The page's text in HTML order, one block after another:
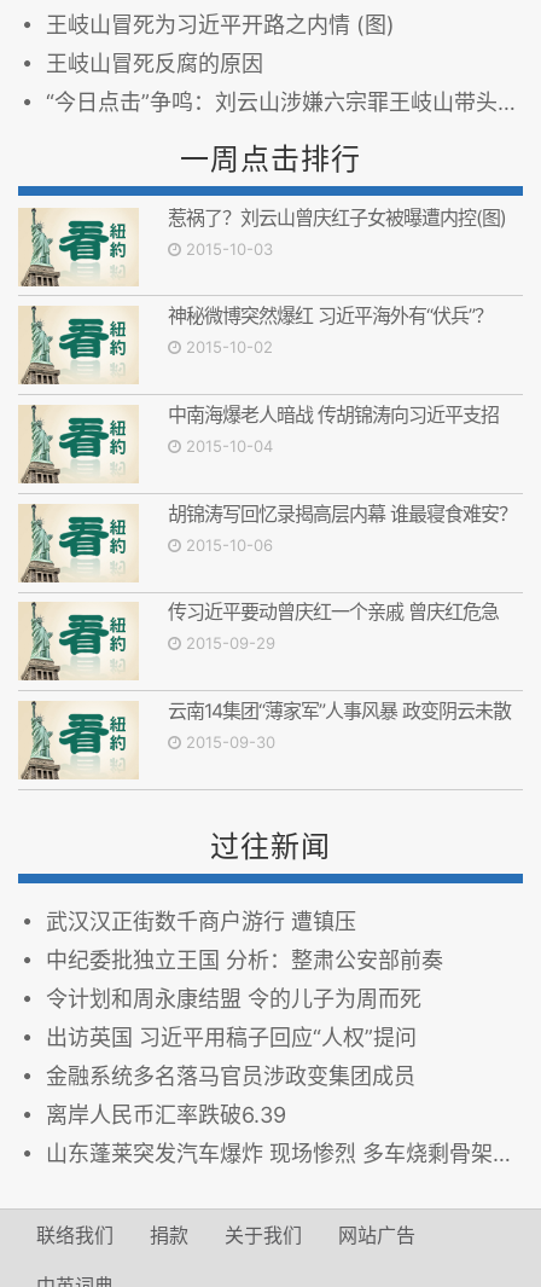
王岐山冒死为习近平开路之内情 (图)
王岐山冒死反腐的原因
“今日点击”争鸣：刘云山涉嫌六宗罪王岐山带头炮轰
一周点击排行
惹祸了？刘云山曾庆红子女被曝遭内控(图)
2015-10-03
神秘微博突然爆红 习近平海外有“伏兵”？
2015-10-02
中南海爆老人暗战 传胡锦涛向习近平支招
2015-10-04
胡锦涛写回忆录揭高层内幕 谁最寝食难安？
2015-10-06
传习近平要动曾庆红一个亲戚 曾庆红危急
2015-09-29
云南14集团“薄家军”人事风暴 政变阴云未散
2015-09-30
过往新闻
武汉汉正街数千商户游行 遭镇压
中纪委批独立王国 分析：整肃公安部前奏
令计划和周永康结盟 令的儿子为周而死
出访英国 习近平用稿子回应“人权”提问
金融系统多名落马官员涉政变集团成员
离岸人民币汇率跌破6.39
山东蓬莱突发汽车爆炸 现场惨烈 多车烧剩骨架3死多伤
联络我们 捐款 关于我们 网站广告